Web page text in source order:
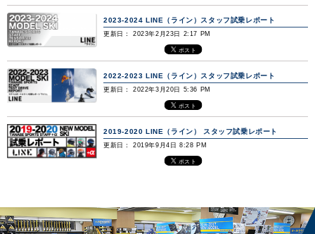
2023-2024 LINE（ライン）スタッフ試乗レポート
更新日： 2023年2月23日 2:17 PM
2022-2023 LINE（ライン）スタッフ試乗レポート
更新日： 2022年3月20日 5:36 PM
2019-2020 LINE（ライン） スタッフ試乗レポート
更新日： 2019年9月4日 8:28 PM